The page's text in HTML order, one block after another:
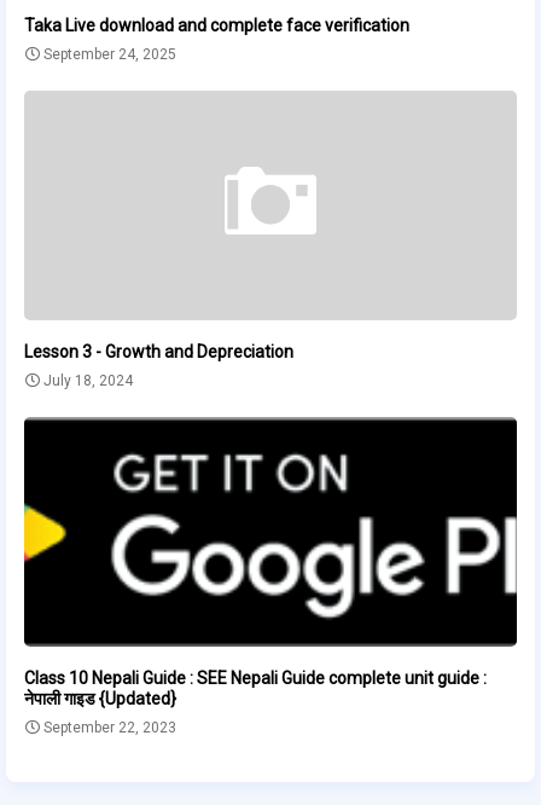
Taka Live download and complete face verification
September 24, 2025
Lesson 3 - Growth and Depreciation
July 18, 2024
Class 10 Nepali Guide : SEE Nepali Guide complete unit guide :
नेपाली गाइड {Updated}
September 22, 2023